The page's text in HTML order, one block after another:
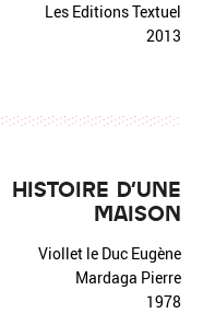
Les Editions Textuel
2013
HISTOIRE D'UNE
MAISON
Viollet le Duc Eugène
Mardaga Pierre
1978